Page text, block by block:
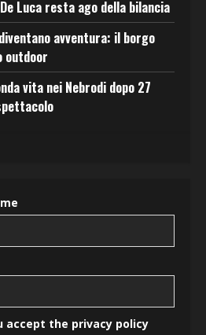
Luca resta ago della bilancia
avventura: il borgo
outdoor
vita nei Nebrodi dopo 27
accept the privacy policy